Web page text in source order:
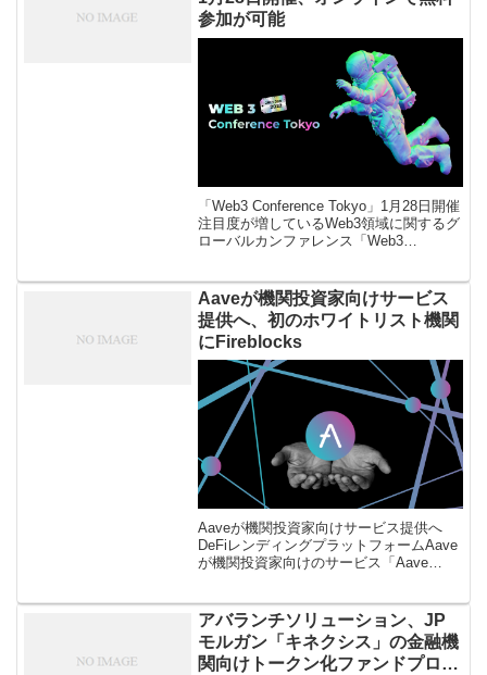
参加が可能
「Web3 Conference Tokyo」1月28日開催
注目度が増しているWeb3領域に関するグ
ローバルカンファレンス「Web3
Aaveが機関投資家向けサービス
提供へ、初のホワイトリスト機関
にFireblocks
Aaveが機関投資家向けサービス提供へ
DeFiレンディングプラットフォームAave
が機関投資家向けのサービス「Aave
拠した形でサ […]
アバランチソリューション、JP
モルガン「キネクシス」の金融機
関向けトークン化ファンドプロジ